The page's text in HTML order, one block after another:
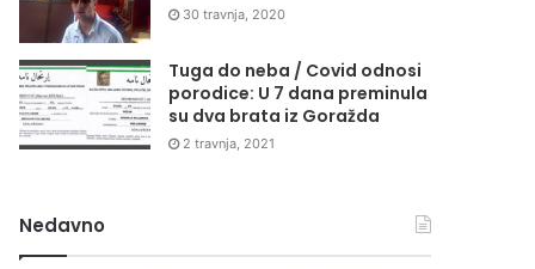
30 travnja, 2020
Tuga do neba / Covid odnosi
porodice: U 7 dana preminula
su dva brata iz Goražda
2 travnja, 2021
Nedavno